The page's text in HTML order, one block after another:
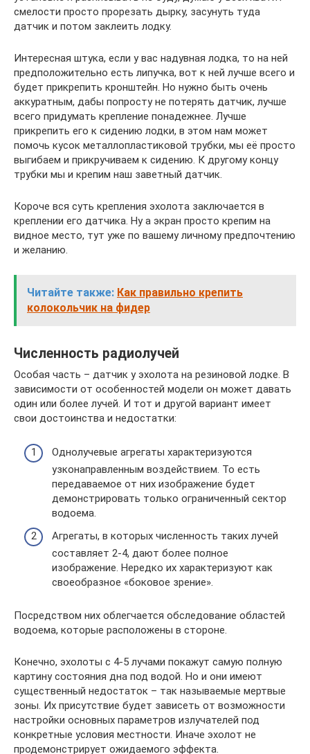
смелости просто прорезать дырку, засунуть туда
датчик и потом заклеить лодку.
Интересная штука, если у вас надувная лодка, то на ней
предположительно есть липучка, вот к ней лучше всего и
будет прикрепить кронштейн. Но нужно быть очень
аккуратным, дабы попросту не потерять датчик, лучше
всего придумать крепление понадежнее. Лучше
прикрепить его к сидению лодки, в этом нам может
помочь кусок металлопластиковой трубки, мы её просто
выгибаем и прикручиваем к сидению. К другому концу
трубки мы и крепим наш заветный датчик.
Короче вся суть крепления эхолота заключается в
креплении его датчика. Ну а экран просто крепим на
видное место, тут уже по вашему личному предпочтению
и желанию.
Читайте также: Как правильно крепить
колокольчик на фидер
Численность радиолучей
Особая часть – датчик у эхолота на резиновой лодке. В
зависимости от особенностей модели он может давать
один или более лучей. И тот и другой вариант имеет
свои достоинства и недостатки:
Однолучевые агрегаты характеризуются
узконаправленным воздействием. То есть
передаваемое от них изображение будет
демонстрировать только ограниченный сектор
водоема.
Агрегаты, в которых численность таких лучей
составляет 2-4, дают более полное
изображение. Нередко их характеризуют как
своеобразное «боковое зрение».
Посредством них облегчается обследование областей
водоема, которые расположены в стороне.
Конечно, эхолоты с 4-5 лучами покажут самую полную
картину состояния дна под водой. Но и они имеют
существенный недостаток – так называемые мертвые
зоны. Их присутствие будет зависеть от возможности
настройки основных параметров излучателей под
конкретные условия местности. Иначе эхолот не
продемонстрирует ожидаемого эффекта.